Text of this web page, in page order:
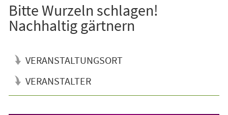
Bitte Wurzeln schlagen!
Nachhaltig gärtnern
VERANSTALTUNGSORT
VERANSTALTER